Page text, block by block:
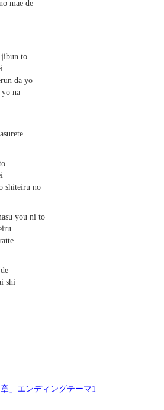
mae de
jibun to
da yo
na
shiteiru no
you ni to
shi
」エンディングテーマ1